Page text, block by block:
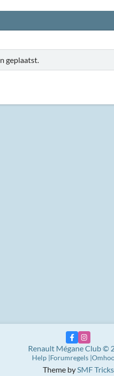
geplaatst.
Theme bySMF Tricks
Renault Mégane Club ©
Help Forumregels